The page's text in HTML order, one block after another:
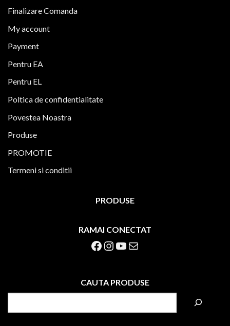
produsului.
Finalizare Comanda
My account
Payment
Pentru EA
Pentru EL
Poltica de confidentialitate
Povestea Noastra
Produse
PROMOTIE
Termeni si conditii
PRODUSE
RAMAI CONECTAT
Facebook Instagram YouTube Mail
CAUTA PRODUSE